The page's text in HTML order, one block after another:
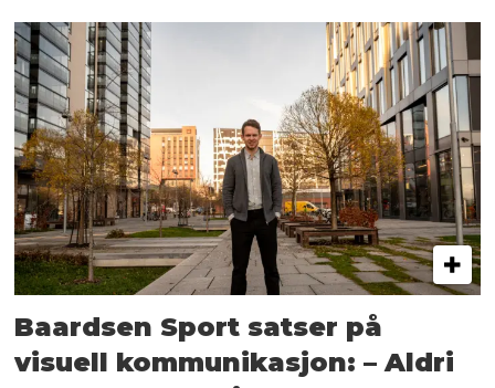
Baardsen Sport satser på
visuell kommunikasjon: – Aldri